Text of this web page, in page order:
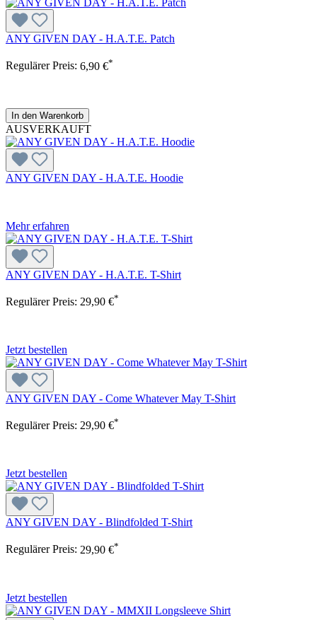
ANY GIVEN DAY - H.A.T.E. Patch
Regulärer Preis: 6,90 €*
In den Warenkorb
AUSVERKAUFT
ANY GIVEN DAY - H.A.T.E. Hoodie
Mehr erfahren
ANY GIVEN DAY - H.A.T.E. T-Shirt
Regulärer Preis: 29,90 €*
Jetzt bestellen
ANY GIVEN DAY - Come Whatever May T-Shirt
Regulärer Preis: 29,90 €*
Jetzt bestellen
ANY GIVEN DAY - Blindfolded T-Shirt
Regulärer Preis: 29,90 €*
Jetzt bestellen